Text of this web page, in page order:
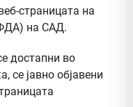
страницата на
на САД.
достапни во
се јавно објавени